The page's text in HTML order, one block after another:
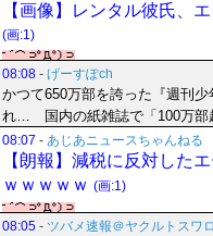
【画像】レンタル彼氏、
(画:1)
08:08 - げーすぽch
かつて650万部を誇った『週刊
れ… 国内の紙雑誌で「100万部
08:07 - あじあニュースちゃんねる
【朗報】減税に反対した
ｗｗｗｗｗ (画:1)
08:05 - ツバメ速報＠ヤクルトスワ